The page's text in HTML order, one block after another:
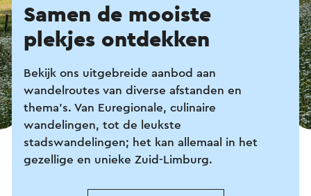
Samen de mooiste
plekjes ontdekken
Bekijk ons uitgebreide aanbod aan
wandelroutes van diverse afstanden en
thema’s. Van Euregionale, culinaire
wandelingen, tot de leukste
stadswandelingen; het kan allemaal in het
gezellige en unieke Zuid-Limburg.